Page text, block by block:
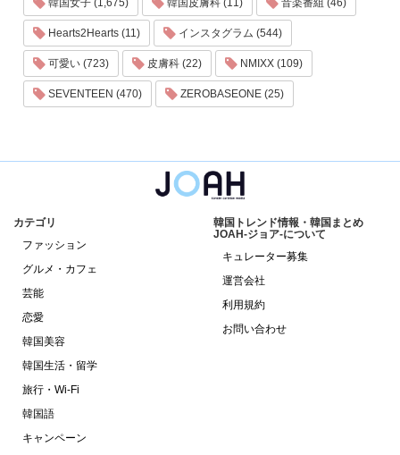
韓国女子 (1,675) 韓国皮膚科 (11) 音楽番組 (46)
Hearts2Hearts (11) インスタグラム (544)
可愛い (723) 皮膚科 (22) NMIXX (109)
SEVENTEEN (470) ZEROBASEONE (25)
カテゴリ
ファッション
グルメ・カフェ
芸能
恋愛
韓国美容
韓国生活・留学
旅行・Wi-Fi
韓国語
キャンペーン
韓国トレンド情報・韓国まとめ
JOAH-ジョア-について
キュレーター募集
運営会社
利用規約
お問い合わせ